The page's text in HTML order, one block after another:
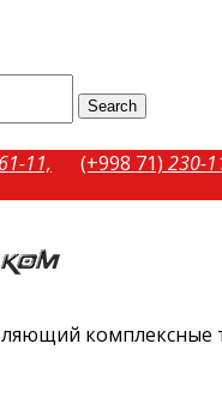
Search
11, (+998 71) 230-
комплексные